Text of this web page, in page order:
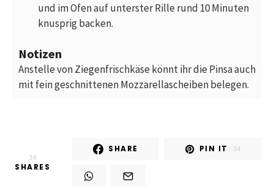
und im Ofen auf unterster Rille rund 10 Minuten
knusprig backen.
Notizen
Anstelle von Ziegenfrischkäse könnt ihr die Pinsa auch
mit fein geschnittenen Mozzarellascheiben belegen.
34
SHARES
SHARE PIN IT 34